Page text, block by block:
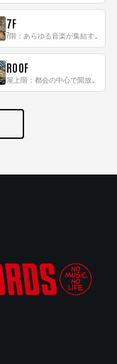
7F
ROOF